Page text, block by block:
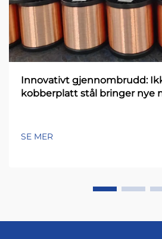
Innovativt gjennombrudd:
kobberplatt stål bringer nye
SE MER